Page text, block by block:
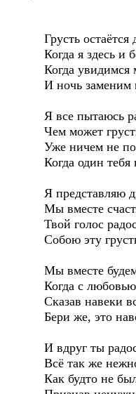
Грусть остаётся
Когда я здесь и
Когда увидимся
И ночь заменим
Я все пытаюсь
Чем может
Уже ничем не
Когда один
Я представляю
Мы вместе
Твой голос
Собою эту
Мы вместе
Когда с
Сказав навеки
Бери же, это
И вдруг ты
Всё так же
Как будто не